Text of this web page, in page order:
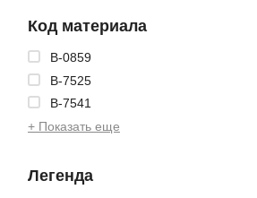
Код материала
B-0859
B-7525
B-7541
+ Показать еще
Легенда